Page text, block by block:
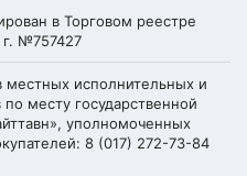
в Торговом реестре
№757427
исполнительных и
месту государственной
уполномоченных
8 (017) 272-73-84